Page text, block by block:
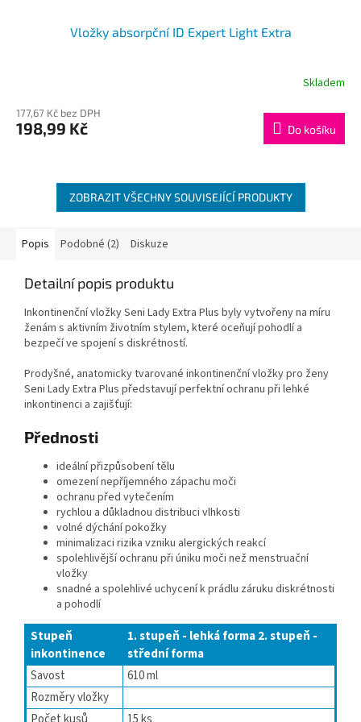
Vložky absorpční ID Expert Light Extra
Skladem
177,67 Kč bez DPH
198,99 Kč Do košíku
ZOBRAZIT VŠECHNY SOUVISEJÍCÍ PRODUKTY
Popis Podobné (2) Diskuze
Detailní popis produktu
Inkontinenční vložky Seni Lady Extra Plus byly vytvořeny na míru
ženám s aktivním životním stylem, které oceňují pohodlí a
bezpečí ve spojení s diskrétností.
Prodyšné, anatomicky tvarované inkontinenční vložky pro ženy
Seni Lady Extra Plus představují perfektní ochranu při lehké
inkontinenci a zajišťují:
Přednosti
ideální přizpůsobení tělu
omezení nepříjemného zápachu moči
ochranu před vytečením
rychlou a důkladnou distribuci vlhkosti
volné dýchání pokožky
minimalizaci rizika vzniku alergických reakcí
spolehlivější ochranu při úniku moči než menstruační
vložky
snadné a spolehlivé uchycení k prádlu záruku diskrétnosti
a pohodlí
Stupeň
inkontinence
1. stupeň - lehká forma2. stupeň -
střední forma
Savost
610 ml
Rozměry vložky